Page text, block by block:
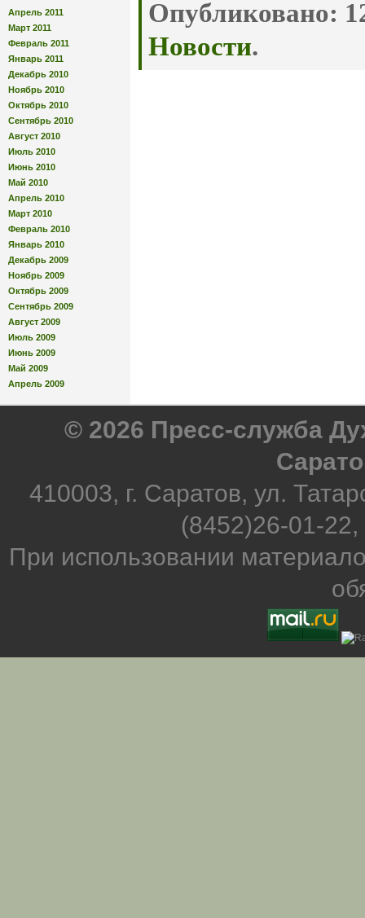
Апрель 2011
Март 2011
Февраль 2011
Январь 2011
Декабрь 2010
Ноябрь 2010
Октябрь 2010
Сентябрь 2010
Август 2010
Июль 2010
Июнь 2010
Май 2010
Апрель 2010
Март 2010
Февраль 2010
Январь 2010
Декабрь 2009
Ноябрь 2009
Октябрь 2009
Сентябрь 2009
Август 2009
Июль 2009
Июнь 2009
Май 2009
Апрель 2009
Опубликовано:
Новости.
© 2026 Пресс-служба
410003, г. Саратов, ул.
(8452)26-01-
При использовании